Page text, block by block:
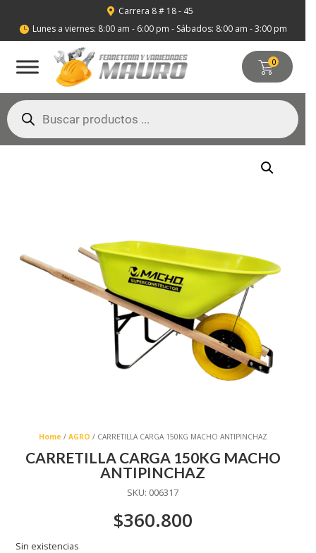
 Carrera 8 # 18 - 45
 Lunes a viernes: 8:00 am - 6:00 pm - Sábados: 8:00 am - 3:00 pm
0
Búsqueda
de
productos
Home / AGRO / CARRETILLA CARGA 150KG MACHO ANTIPINCHAZ
CARRETILLA CARGA 150KG MACHO
ANTIPINCHAZ
SKU: 006317
$360.800
Sin existencias